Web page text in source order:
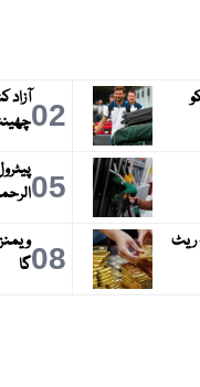
کو
02آزاد
05
ریٹ
08گا